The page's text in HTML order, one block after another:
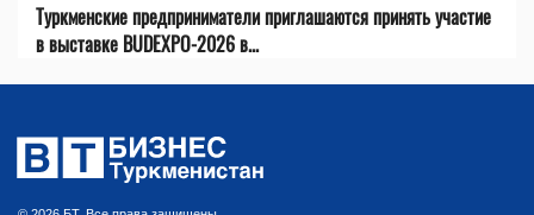
Туркменские предприниматели приглашаются принять участие
в выставке BUDEXPO-2026 в...